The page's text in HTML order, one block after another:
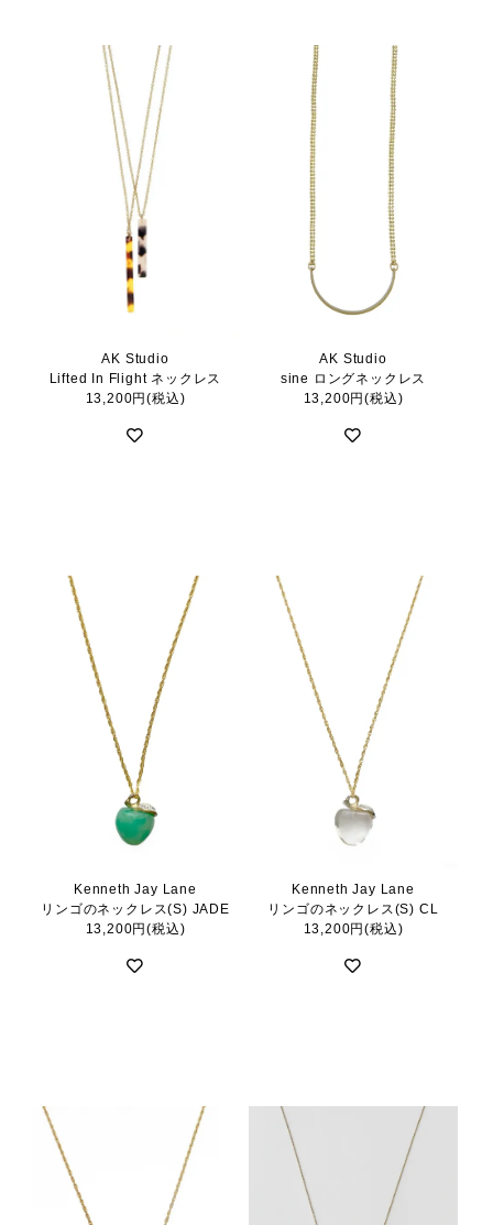
AK Studio
Lifted In Flight ネックレス
13,200円(税込)
AK Studio
sine ロングネックレス
13,200円(税込)
Kenneth Jay Lane
リンゴのネックレス(S) JADE
13,200円(税込)
Kenneth Jay Lane
リンゴのネックレス(S) CL
13,200円(税込)